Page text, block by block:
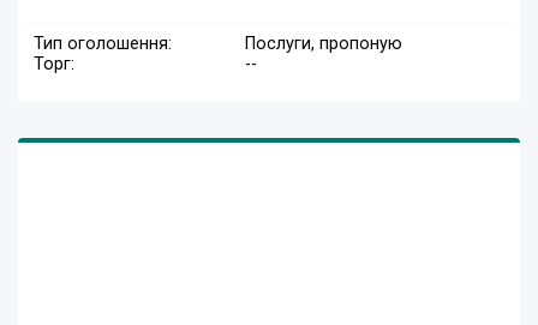
Тип оголошення:
Послуги, пропоную
Торг:
--